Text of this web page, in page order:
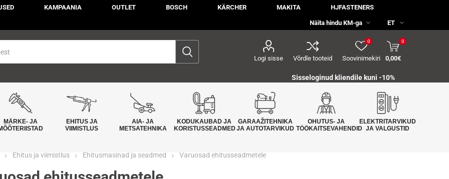
KAMPAANIA OUTLET BOSCH KÄRCHER MAKITA HJFASTENERS
Logi sisse Võrdle tooteid Soovinimekiri
0 0
0,00€
Sisseloginud kliendile kuni -10%
MÄRKE- JA
EHITUS JA
VIIMISTLUS
AIA- JA
METSATEHNIKA
KODUKAUBAD JA
KORISTUSSEADMED
GARAAŽITEHNIKA
JA AUTOTARVIKUD
OHUTUS- JA
TÖÖKAITSEVAHENDID
ELEKTRITARVIKUD
JA VALGUSTID
Ehitus ja viimistlus Ehitusmasinad ja seadmed Varuosad ehitusseadmetele